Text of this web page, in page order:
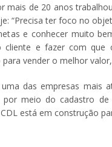
mais de 20 anos
“Precisa ter foco no
e conhecer muito
cliente e fazer com
vender o melhor
das empresas mais
por meio do cadastro
está em construção